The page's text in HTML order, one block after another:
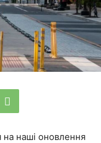
на наші оновлення